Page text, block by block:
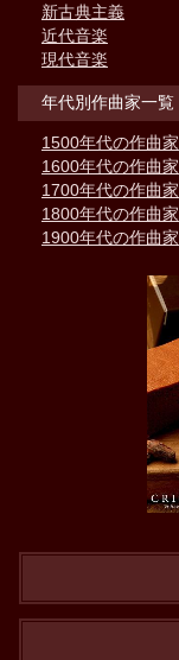
新古典主義
近代音楽
現代音楽
年代別作曲家一覧
1500年代の作曲家
1600年代の作曲家
1700年代の作曲家
1800年代の作曲家
1900年代の作曲家